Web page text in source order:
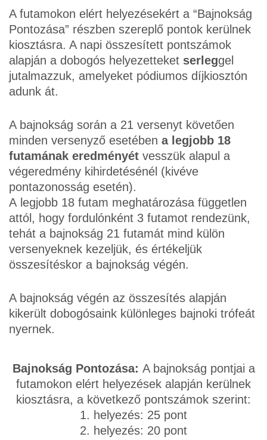
A futamokon elért helyezésekért a “Bajnokság
Pontozása” részben szereplő pontok kerülnek
kiosztásra. A napi összesített pontszámok
alapján a dobogós helyezetteket serleggel
jutalmazzuk, amelyeket pódiumos díjkiosztón
adunk át.
A bajnokság során a 21 versenyt követően
minden versenyző esetében a legjobb 18
futamának eredményét vesszük alapul a
végeredmény kihirdetésénél (kivéve
pontazonosság esetén).
A legjobb 18 futam meghatározása független
attól, hogy fordulónként 3 futamot rendezünk,
tehát a bajnokság 21 futamát mind külön
versenyeknek kezeljük, és értékeljük
összesítéskor a bajnokság végén.
A bajnokság végén az összesítés alapján
kikerült dobogósaink különleges bajnoki trófeát
nyernek.
Bajnokság Pontozása: A bajnokság pontjai a
futamokon elért helyezések alapján kerülnek
kiosztásra, a következő pontszámok szerint:
1. helyezés: 25 pont
2. helyezés: 20 pont